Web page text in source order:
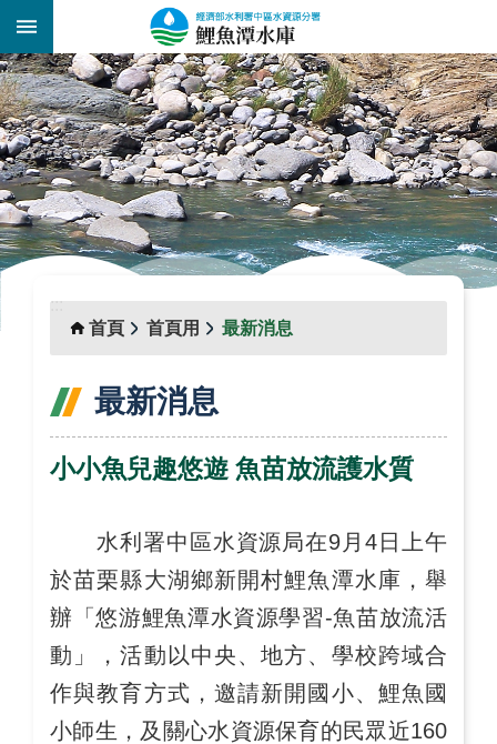
跳到主要內容區塊
::: _
:::
首頁
首頁用 最新消息
最新消息
小小魚兒趣悠遊 魚苗放流護水質
水利署中區水資源局在9月4日上午
於苗栗縣大湖鄉新開村鯉魚潭水庫，舉
辦「悠游鯉魚潭水資源學習-魚苗放流活
動」，活動以中央、地方、學校跨域合
作與教育方式，邀請新開國小、鯉魚國
小師生，及關心水資源保育的民眾近160